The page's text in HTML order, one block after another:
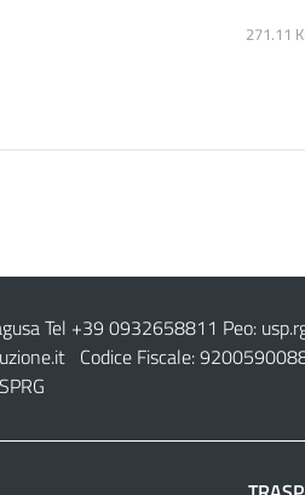
271.11
Tel +39 0932658811 Peo:
Codice Fiscale: